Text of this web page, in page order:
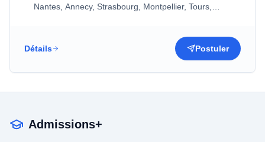
Nantes, Annecy, Strasbourg, Montpellier, Tours,
Détails Postuler
Admissions+